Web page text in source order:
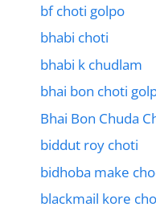
bf choti golpo
bhabi choti
bhabi k chudlam
bhai bon choti
Bhai Bon Chuda
biddut roy choti
bidhoba make
blackmail kore